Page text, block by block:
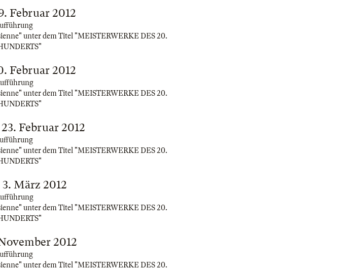
Februar 2012
unter dem Titel "MEISTERWERKE DES 20.
Februar 2012
unter dem Titel "MEISTERWERKE DES 20.
Februar 2012
unter dem Titel "MEISTERWERKE DES 20.
März 2012
unter dem Titel "MEISTERWERKE DES 20.
2012
unter dem Titel "MEISTERWERKE DES 20.